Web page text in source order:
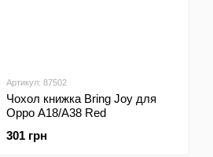
Артикул: 87502
Чохол книжка Bring Joy для
Oppo A18/A38 Red
301 грн